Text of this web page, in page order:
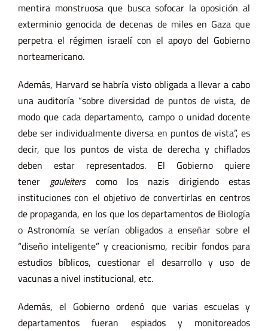
mentira monstruosa que busca sofocar la oposición al
exterminio genocida de decenas de miles en Gaza que
perpetra el régimen israelí con el apoyo del Gobierno
norteamericano.
Además, Harvard se habría visto obligada a llevar a cabo
una auditoría “sobre diversidad de puntos de vista, de
modo que cada departamento, campo o unidad docente
debe ser individualmente diversa en puntos de vista”, es
decir, que los puntos de vista de derecha y chiflados
deben estar representados. El Gobierno quiere
tenergauleiterscomo los nazis dirigiendo estas
instituciones con el objetivo de convertirlas en centros
de propaganda, en los que los departamentos de Biología
o Astronomía se verían obligados a enseñar sobre el
“diseño inteligente” y creacionismo, recibir fondos para
estudios bíblicos, cuestionar el desarrollo y uso de
vacunas a nivel institucional, etc.
Además, el Gobierno ordenó que varias escuelas y
departamentos fueran espiados y monitoreados